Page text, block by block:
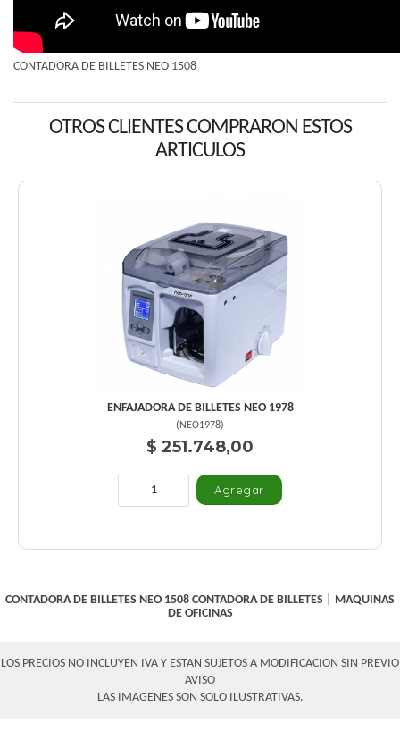
CONTADORA DE BILLETES NEO 1508
OTROS CLIENTES COMPRARON ESTOS
ARTICULOS
ENFAJADORA DE BILLETES NEO 1978
(NEO1978)
$ 251.748,00
CONTADORA DE BILLETES NEO 1508 CONTADORA DE BILLETES
MAQUINAS
DE OFICINAS
LOS PRECIOS NO INCLUYEN IVA Y ESTAN SUJETOS A MODIFICACION SIN PREVIO
AVISO
LAS IMAGENES SON SOLO ILUSTRATIVAS.